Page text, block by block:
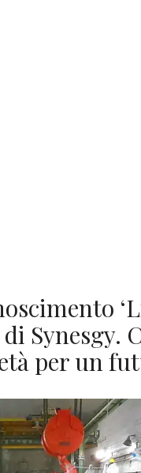
di Synesgy.
per un